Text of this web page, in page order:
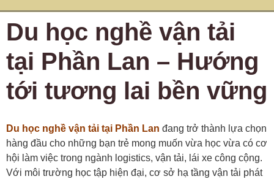
Du học nghề vận tải
tại Phần Lan – Hướng
tới tương lai bền vững
Du học nghề vận tải tại Phần Lan đang trở thành lựa chọn
hàng đầu cho những bạn trẻ mong muốn vừa học vừa có cơ
hội làm việc trong ngành logistics, vận tải, lái xe công cộng.
Với môi trường học tập hiện đại, cơ sở hạ tầng vận tải phát